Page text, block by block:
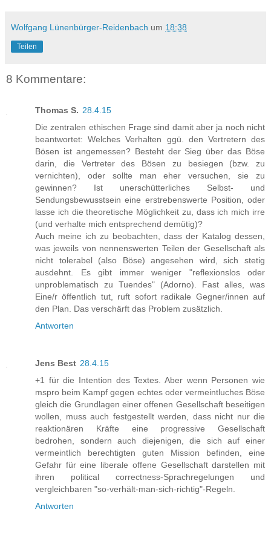
Wolfgang Lünenbürger-Reidenbach um 18:38
Teilen
8 Kommentare:
Thomas S. 28.4.15
Die zentralen ethischen Frage sind damit aber ja noch nicht
beantwortet: Welches Verhalten ggü. den Vertretern des
Bösen ist angemessen? Besteht der Sieg über das Böse
darin, die Vertreter des Bösen zu besiegen (bzw. zu
vernichten), oder sollte man eher versuchen, sie zu
gewinnen? Ist unerschütterliches Selbst- und
Sendungsbewusstsein eine erstrebenswerte Position, oder
lasse ich die theoretische Möglichkeit zu, dass ich mich irre
(und verhalte mich entsprechend demütig)?
Auch meine ich zu beobachten, dass der Katalog dessen,
was jeweils von nennenswerten Teilen der Gesellschaft als
nicht tolerabel (also Böse) angesehen wird, sich stetig
ausdehnt. Es gibt immer weniger "reflexionslos oder
unproblematisch zu Tuendes" (Adorno). Fast alles, was
Eine/r öffentlich tut, ruft sofort radikale Gegner/innen auf
den Plan. Das verschärft das Problem zusätzlich.
Antworten
Jens Best 28.4.15
+1 für die Intention des Textes. Aber wenn Personen wie
mspro beim Kampf gegen echtes oder vermeintluches Böse
gleich die Grundlagen einer offenen Gesellschaft beseitigen
wollen, muss auch festgestellt werden, dass nicht nur die
reaktionären Kräfte eine progressive Gesellschaft
bedrohen, sondern auch diejenigen, die sich auf einer
vermeintlich berechtigten guten Mission befinden, eine
Gefahr für eine liberale offene Gesellschaft darstellen mit
ihren political correctness-Sprachregelungen und
vergleichbaren "so-verhält-man-sich-richtig"-Regeln.
Antworten